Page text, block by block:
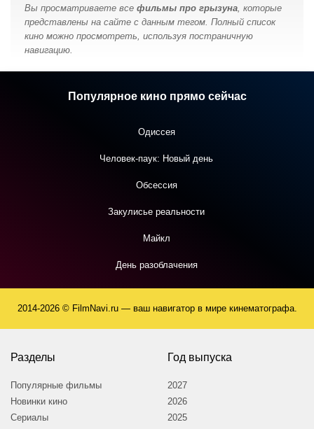
Вы просматриваете все фильмы про грызуна, которые
представлены на сайте с данным тегом. Полный список
кино можно просмотреть, используя постраничную
навигацию.
Популярное кино прямо сейчас
Одиссея
Человек-паук: Новый день
Обсессия
Закулисье реальности
Майкл
День разоблачения
2014-2026 © FilmNavi.ru — ваш навигатор в мире кинематографа.
Разделы
Популярные фильмы
Новинки кино
Сериалы
Год выпуска
2027
2026
2025